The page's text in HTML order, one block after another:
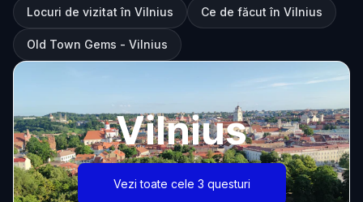
Locuri de vizitat în Vilnius Ce de făcut în Vilnius
Old Town Gems - Vilnius
Vilnius
Vezi toate cele 3 questuri